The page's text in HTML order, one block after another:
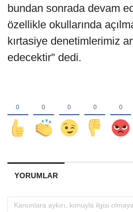
bundan sonrada devam
özellikle okullarında
kırtasiye denetimlerimiz
edecektir" dedi.
YORUMLAR